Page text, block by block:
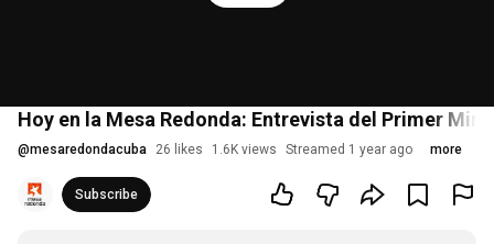
Hoy en la Mesa Redonda: Entrevista del Primer
@mesaredondacuba 26 likes 1.6K views Streamed 1 year ago more
Subscribe